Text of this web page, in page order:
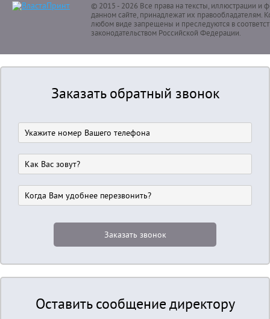
© 2015 - 2026 Все права на тексты, иллюстрации и
данном сайте, принадлежат их правообладателям.
любом виде запрещены и преследуются в
законодательством Российской Федерации.
Заказать обратный звонок
Оставить сообщение директору